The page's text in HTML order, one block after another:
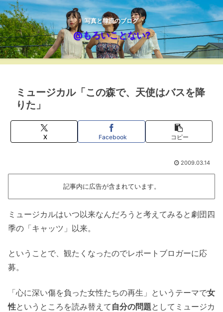
写真と韓流のブログ
@もろいことない?
ミュージカル「この森で、天使はバスを降
りた」
X Facebook コピー
2009.03.14
記事内に広告が含まれています。
ミュージカルはいつ以来なんだろうと考えてみると劇団四
季の「キャッツ」以来。
ということで、観たくなったのでレポートブロガーに応
募。
「心に深い傷を負った女性たちの再生」というテーマで女
性というところを読み替えて 自分の問題としてミュージカ